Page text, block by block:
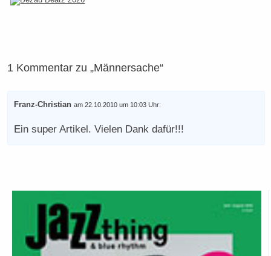
1 Kommentar zu „Männersache“
Franz-Christian am 22.10.2010 um 10:03 Uhr:
Ein super Artikel. Vielen Dank dafür!!!